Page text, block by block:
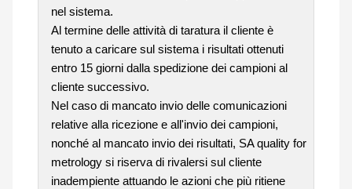
nel sistema.
Al termine delle attività di taratura il cliente è
tenuto a caricare sul sistema i risultati ottenuti
entro 15 giorni dalla spedizione dei campioni al
cliente successivo.
Nel caso di mancato invio delle comunicazioni
relative alla ricezione e all'invio dei campioni,
nonché al mancato invio dei risultati, SA quality for
metrology si riserva di rivalersi sul cliente
inadempiente attuando le azioni che più ritiene